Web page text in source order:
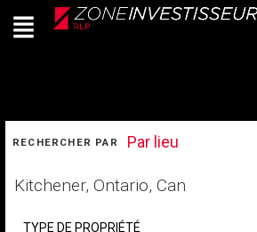
Live
En Direct
Menu
RECHERCHER PAR
Search
Par lieu
votre
TYPE DE PROPRIÉTÉ